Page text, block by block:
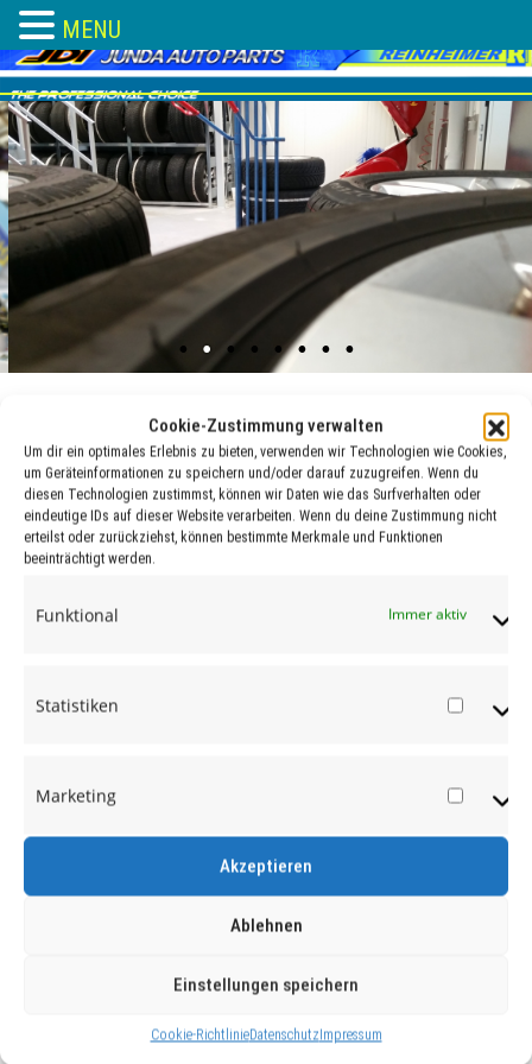
Cookie-Zustimmung verwalten
Um dir ein optimales Erlebnis zu bieten, verwenden wir Technologien wie Cookies,
um Geräteinformationen zu speichern und/oder darauf zuzugreifen. Wenn du
diesen Technologien zustimmst, können wir Daten wie das Surfverhalten oder
eindeutige IDs auf dieser Website verarbeiten. Wenn du deine Zustimmung nicht
erteilst oder zurückziehst, können bestimmte Merkmale und Funktionen
beeinträchtigt werden.
Funktional Immer aktiv
Statistiken
Marketing
Akzeptieren
Ablehnen
Einstellungen speichern
Cookie-RichtlinieDatenschutzImpressum
Skip
to
content
Messe Italien
adocom_Webservice 02 Mai , 2019
MENU